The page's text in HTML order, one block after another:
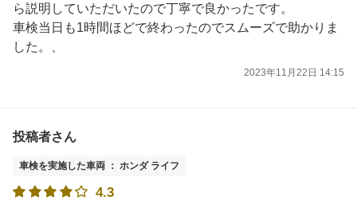
ら説明していただいたので丁寧で良かったです。
車検当日も1時間ほどで終わったのでスムーズで助かりま
した。、
2023年11月22日 14:15
投稿者さん
車検を実施した車両 ： ホンダ ライフ
4.3